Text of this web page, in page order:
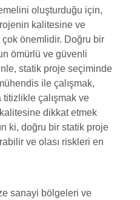
oluşturduğu için,
kalitesine ve
önemlidir. Doğru bir
ömürlü ve güvenli
statik proje seçiminde
ile çalışmak,
titizlikle çalışmak ve
dikkat etmek
ki, doğru bir statik proje
ve olası riskleri en
sanayi bölgeleri ve